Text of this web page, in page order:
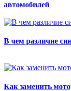
автомобилей
В чем различие
Как заменить